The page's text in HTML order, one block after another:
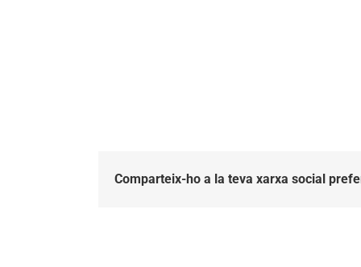
Comparteix-ho a la teva xarxa social